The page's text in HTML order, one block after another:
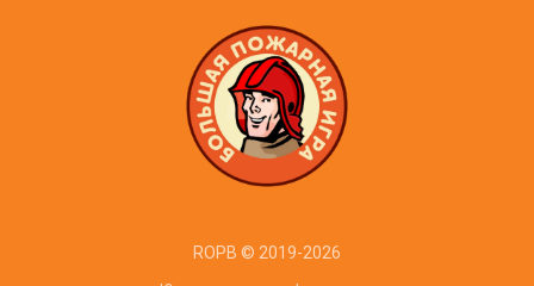
ROPB © 2019-2026